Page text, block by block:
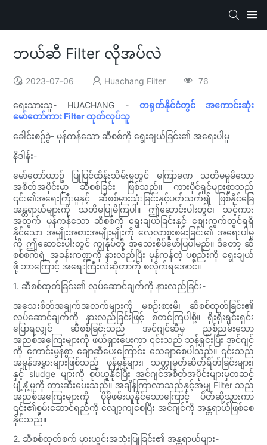
ဘယ်ဆီ Filter လိုအပ်လဲ
2023-07-06 Huachang Filter 76
ရေးသားသူ- HUACHANG - တရုတ်နိုင်ငံတွင် အကောင်းဆုံး
မော်တော်ကား Filter ထုတ်လုပ်သူ
ခေါင်းစဉ်ခွဲ- မှန်ကန်သော ဆီစစ်ကို ရွေးချယ်ခြင်း၏ အရေးပါမှု
နိဒါန်း-
မော်တော်ယာဥ် ပြုပြင်ထိန်းသိမ်းမှုတွင် မကြာခဏ သတိမမူမိသော
အစိတ်အပိုင်းမှာ ဆီစစ်ခြင်း ဖြစ်သည်။ ကားပိုင်ရှင်များစွာသည်
၎င်း၏အရေးကြီးမှုနှင့် ဆီစစ်မှားသုံးခြင်းနှင့်ပတ်သက်၍ ဖြစ်နိုင်ခြေ
အန္တရာယ်များကို သတိမပြုမိကြပါ။ ဤဆောင်းပါးတွင်၊ သင့်ကား
အတွက် မှန်ကန်သော ဆီစစ်ကို ရွေးချယ်ခြင်းနှင့် စျေးကွက်တွင်ရရှိ
နိုင်သော အမျိုးအစားအမျိုးမျိုးကို လေ့လာစူးစမ်းခြင်း၏ အရေးပါမှု
ကို ဤဆောင်းပါးတွင် ကျွန်ုပ်တို့ အသေးစိပ်ဖော်ပြပါမည်။ ဒီတော့ ဆီ
စစ်စက်ရဲ့ အခန်းကဏ္ဍကို နားလည်ပြီး မှန်ကန်တဲ့ ပစ္စည်းကို ရွေးချယ်
ဖို့ ဘာကြောင့် အရေးကြီးလဲဆိုတာကို စလိုက်ရအောင်။
1. ဆီစစ်ထုတ်ခြင်း၏ လုပ်ဆောင်ချက်ကို နားလည်ခြင်း-
အသေးစိတ်အချက်အလက်များကို မစဉ်းစားမီ၊ ဆီစစ်ထုတ်ခြင်း၏
လုပ်ဆောင်ချက်ကို နားလည်ခြင်းဖြင့် စတင်ကြပါစို့။ ရိုးရိုးရှင်းရှင်း
ပြောရလျှင် ဆီစစ်ခြင်းသည် အင်ဂျင်ဆီမှ ညစ်ညမ်းသော
အညစ်အကြေးများကို ဖယ်ရှားပေးကာ ၎င်းသည် သန့်ရှင်းပြီး အင်ဂျင်
ကို ကောင်းမွန်စွာ ချောဆီပေးကြောင်း သေချာစေပါသည်။ ၎င်းသည်
အမှုန်အမွှားများဖြစ်သည့် ဖုန်မှုန့်များ၊ သတ္တုမုတ်ဆိတ်ရိတ်ခြင်းများ၊
နှင့် sludge များကို စုပ်ယူနိုင်ပြီး အင်ဂျင်အစိတ်အပိုင်းများမှတဆင့်
ပျံ့နှံ့မှုကို တားဆီးပေးသည်။ အချိန်ကြာလာသည်နှင့်အမျှ Filter သည်
အညစ်အကြေးများကို ပိုမိုဖမ်းယူနိုင်သောကြောင့် ပိတ်ဆို့သွားကာ
၎င်း၏စွမ်းဆောင်ရည်ကို လျော့ကျစေပြီး အင်ဂျင်ကို အန္တရာယ်ဖြစ်စေ
နိုင်သည်။
2. ဆီစစ်ထုတ်စက် မှားယွင်းအသုံးပြုခြင်း၏ အန္တရာယ်များ-